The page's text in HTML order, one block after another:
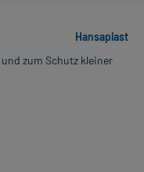
Hansaplast
zum Schutz kleiner